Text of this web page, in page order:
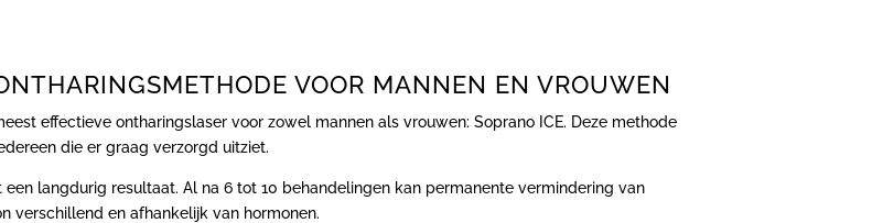
VOOR MANNEN EN VROUWEN
effectieve ontharingslaser voor zowel mannen als vrouwen: Soprano ICE. Deze methode
die er graag verzorgd uitziet.
langdurig resultaat. Al na 6 tot 10 behandelingen kan permanente vermindering van
verschillend en afhankelijk van hormonen.